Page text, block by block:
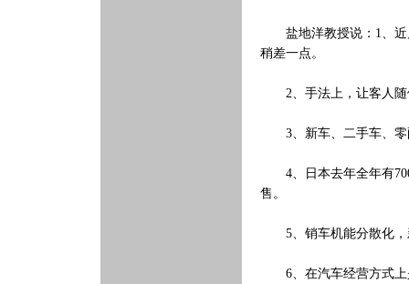
盐地洋教授说：1、近
稍差一点。
2、手法上，让客人随
3、新车、二手车、零
4、日本去年全年有700
售。
5、销车机能分散化，
6、在汽车经营方式上